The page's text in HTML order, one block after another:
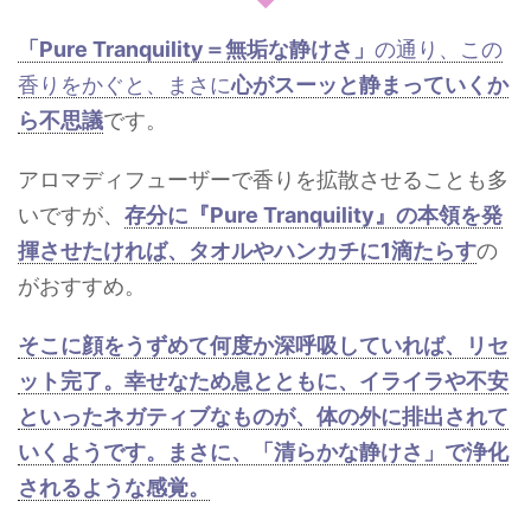
「Pure Tranquility＝無垢な静けさ」 の通り、この
香りをかぐと、まさに心がスーッと静まっていくか
ら不思議です。
アロマディフューザーで香りを拡散させることも多
いですが、 存分に『Pure Tranquility』の本領を発
揮させたければ、タオルやハンカチに1滴たらすの
がおすすめ。
そこに顔をうずめて何度か深呼吸していれば、リセ
ット完了。幸せなため息とともに、イライラや不安
といったネガティブなものが、体の外に排出されて
いくようです。まさに、「清らかな静けさ」で浄化
されるような感覚。